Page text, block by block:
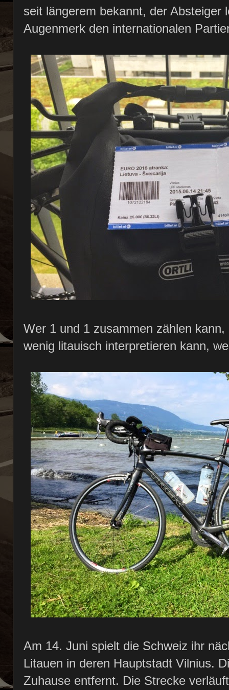
seit längerem bekannt, der Absteiger
Augenmerk den internationalen
Wer 1 und 1 zusammen zählen
wenig litauisch interpretieren kann,
Am 14. Juni spielt die Schweiz ihr
Litauen in deren Hauptstadt Vilnius.
Zuhause entfernt. Die Strecke